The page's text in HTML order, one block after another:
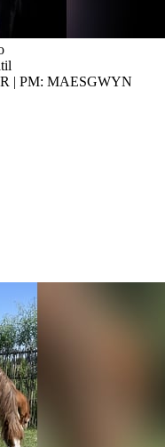
| PM: MAESGWYN